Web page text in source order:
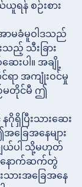
န် စဉ်းစား
ာမခံမူဝါဒသည်
ည့် သီးခြား
ဆေးပါ။ အချို့
ရာ အကျုံးဝင်မှု
မတိုင်မီ ဤ
ဂိုရှိပြီးသားဆေး
ခြေအနေများ
ယ်ပါ သို့မဟုတ်
နောက်ဆက်တွဲ
းသားအခြေအနေ